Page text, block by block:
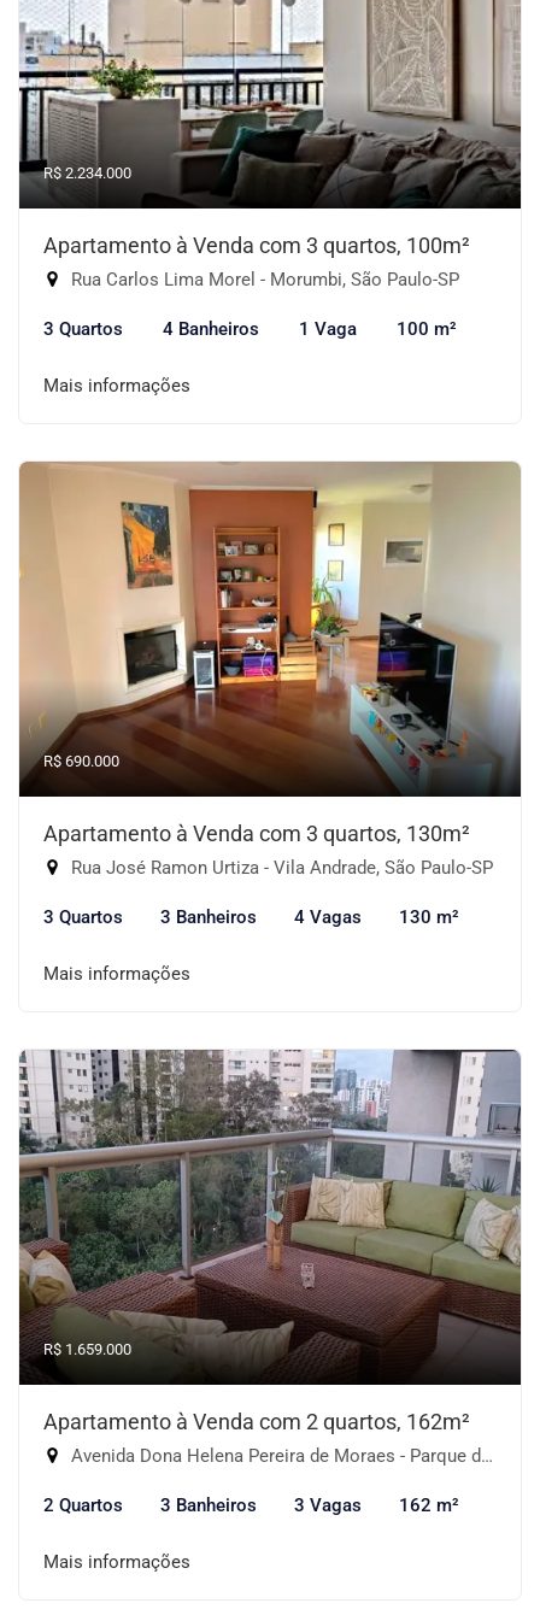
R$ 2.234.000
Apartamento à Venda com 3 quartos, 100m²
Rua Carlos Lima Morel - Morumbi, São Paulo-SP
3 Quartos 4 Banheiros 1 Vaga 100 m²
Mais informações
R$ 690.000
Apartamento à Venda com 3 quartos, 130m²
Rua José Ramon Urtiza - Vila Andrade, São Paulo-SP
3 Quartos 3 Banheiros 4 Vagas 130 m²
Mais informações
R$ 1.659.000
Apartamento à Venda com 2 quartos, 162m²
Avenida Dona Helena Pereira de Moraes - Parque do Morumbi, São Paulo-SP
2 Quartos 3 Banheiros 3 Vagas 162 m²
Mais informações